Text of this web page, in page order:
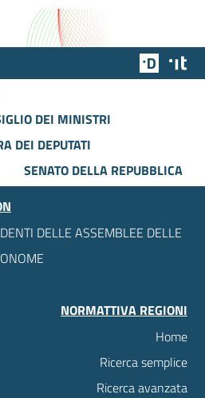
Team
DEI MINISTRI
DEI DEPUTATI
SENATO DELLA REPUBBLICA
DELLE ASSEMBLEE DELLE
NORMATTIVA REGIONI
Home
Ricerca semplice
Ricerca avanzata